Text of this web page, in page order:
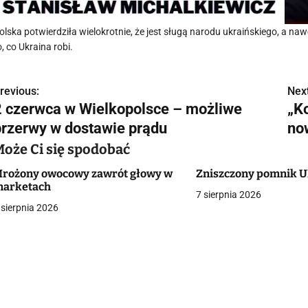
potwierdziła wielokrotnie, że jest sługą narodu ukraińskiego, a
co Ukraina robi.
czerwca w Wielkopolsce – możliwe
w dostawie prądu
Ci się spodobać
owocowy zawrót głowy w
2026
Zniszczony pomnik
7 sierpnia 2026